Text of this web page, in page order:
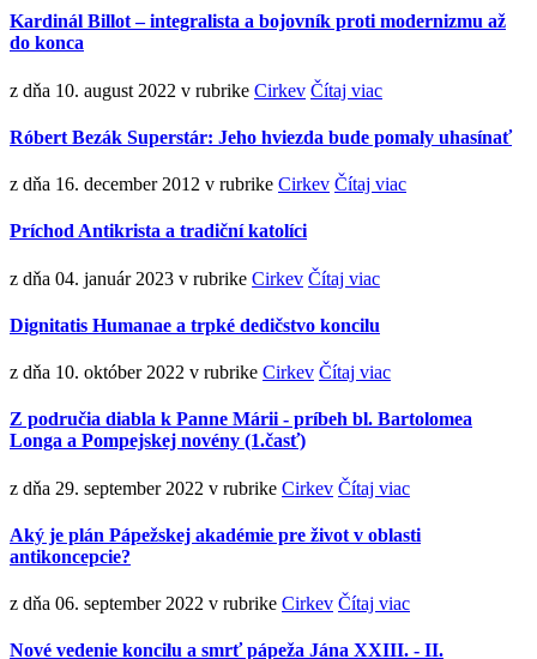
Kardinál Billot – integralista a bojovník proti modernizmu až
do konca
z dňa 10. august 2022 v rubrike Cirkev Čítaj viac
Róbert Bezák Superstár: Jeho hviezda bude pomaly uhasínať
z dňa 16. december 2012 v rubrike Cirkev Čítaj viac
Príchod Antikrista a tradiční katolíci
z dňa 04. január 2023 v rubrike Cirkev Čítaj viac
Dignitatis Humanae a trpké dedičstvo koncilu
z dňa 10. október 2022 v rubrike Cirkev Čítaj viac
Z područia diabla k Panne Márii - príbeh bl. Bartolomea
Longa a Pompejskej novény (1.časť)
z dňa 29. september 2022 v rubrike Cirkev Čítaj viac
Aký je plán Pápežskej akadémie pre život v oblasti
antikoncepcie?
z dňa 06. september 2022 v rubrike Cirkev Čítaj viac
Nové vedenie koncilu a smrť pápeža Jána XXIII. - II.